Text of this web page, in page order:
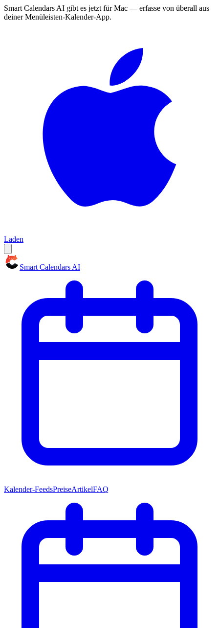
Smart Calendars AI gibt es jetzt für Mac — erfasse von überall aus
deiner Menüleisten-Kalender-App.
Laden
Smart Calendars AI
Kalender-FeedsPreiseArtikelFAQ